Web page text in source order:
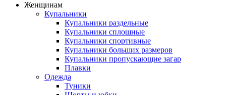
Женщинам
Купальники
Купальники раздельные
Купальники сплошные
Купальники спортивные
Купальники больших размеров
Купальники пропускающие загар
Плавки
Одежда
Туники